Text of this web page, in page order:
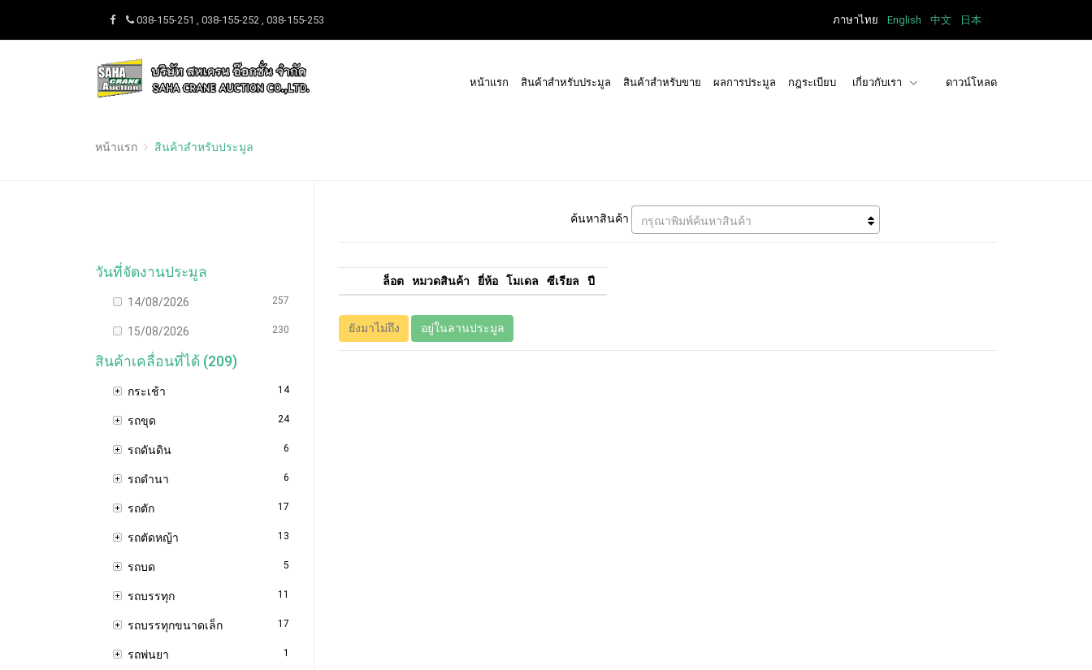
038-155-251 , 038-155-252 , 038-155-253 ภาษาไทย English 中文 日本
หน้าแรก สินค้าสำหรับประมูล สินค้าสำหรับขาย ผลการประมูล กฎระเบียบ เกี่ยวกับเรา ดาวน์โหลด
หน้าแรก สินค้าสำหรับประมูล
วันที่จัดงานประมูล
14/08/2026 257
15/08/2026 230
สินค้าเคลื่อนที่ได้ (209)
กระเช้า 14
รถขุด 24
รถดันดิน 6
รถดำนา 6
รถตัก 17
รถตัดหญ้า 13
รถบด 5
รถบรรทุก 11
รถบรรทุกขนาดเล็ก 17
รถพ่นยา 1
ค้นหาสินค้า กรุณาพิมพ์ค้นหาสินค้า
ล็อต หมวดสินค้า ยี่ห้อ โมเดล ซีเรียล ปี
ยังมาไม่ถึง อยู่ในลานประมูล